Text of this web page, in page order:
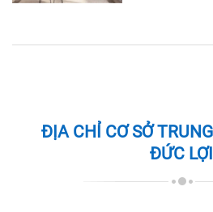
ĐỊA CHỈ CƠ SỞ
ĐỨC LỢI